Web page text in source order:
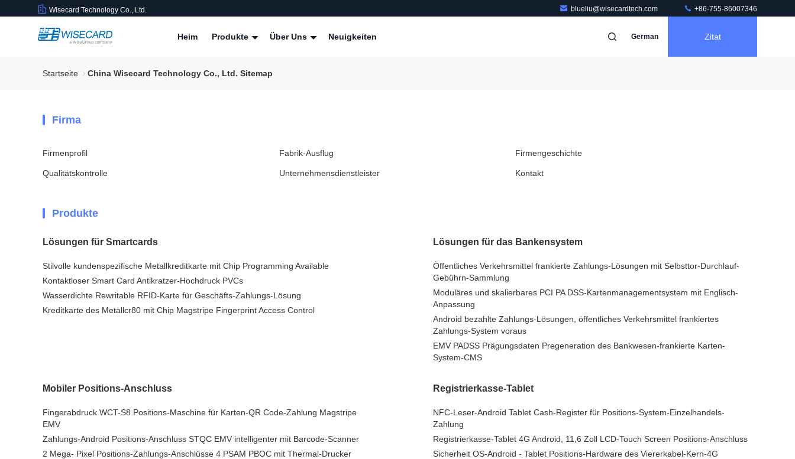
Wisecard Technology Co., Ltd. blueliu@wisecardtech.com +86-755-86007346
Heim Produkte Über Uns Neuigkeiten German Zitat
Startseite China Wisecard Technology Co., Ltd. Sitemap
Firma
Firmenprofil Fabrik-Ausflug Firmengeschichte
Qualitätskontrolle Unternehmensdienstleister Kontakt
Produkte
Lösungen für Smartcards
Stilvolle kundenspezifische Metallkreditkarte mit Chip Programming Available
Kontaktloser Smart Card Antikratzer-Hochdruck PVCs
Wasserdichte Rewritable RFID-Karte für Geschäfts-Zahlungs-Lösung
Kreditkarte des Metallcr80 mit Chip Magstripe Fingerprint Access Control
Lösungen für das Bankensystem
Öffentliches Verkehrsmittel frankierte Zahlungs-Lösungen mit Selbsttor-Durchlauf-
Gebührn-Sammlung
Moduläres und skalierbares PCI PA DSS-Kartenmanagementsystem mit Englisch-
Anpassung
Android bezahlte Zahlungs-Lösungen, öffentliches Verkehrsmittel frankiertes
Zahlungs-System voraus
EMV PADSS Prägungsdaten Pregeneration des Bankwesen-frankierte Karten-
System-CMS
Mobiler Positions-Anschluss
Fingerabdruck WCT-S8 Positions-Maschine für Karten-QR Code-Zahlung Magstripe
EMV
Zahlungs-Android Positions-Anschluss STQC EMV intelligenter mit Barcode-Scanner
2 Mega- Pixel Positions-Zahlungs-Anschlüsse 4 PSAM PBOC mit Thermal-Drucker
Registrierkasse-Tablet
NFC-Leser-Android Tablet Cash-Register für Positions-System-Einzelhandels-
Zahlung
Registrierkasse-Tablet 4G Android, 11,6 Zoll LCD-Touch Screen Positions-Anschluss
Sicherheit OS-Android - Tablet Positions-Hardware des Viererkabel-Kern-4G